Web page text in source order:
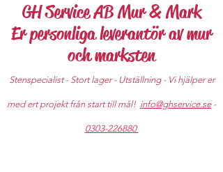
GH Service AB Mur & Mark
Er personliga leverantör av mur
och marksten
Stenspecialist - Stort lager - Utställning - Vi hjälper er
med ert projekt från start till mål! info@ghservice.se-
0303-226880